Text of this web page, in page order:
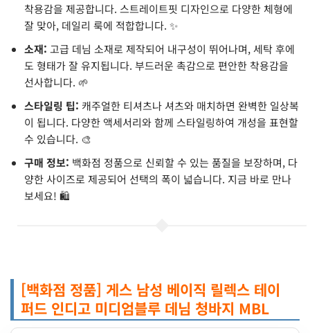
착용감을 제공합니다. 스트레이트핏 디자인으로 다양한 체형에
잘 맞아, 데일리 룩에 적합합니다. ✨
소재: 고급 데님 소재로 제작되어 내구성이 뛰어나며, 세탁 후에
도 형태가 잘 유지됩니다. 부드러운 촉감으로 편안한 착용감을
선사합니다. 🌱
스타일링 팁: 캐주얼한 티셔츠나 셔츠와 매치하면 완벽한 일상복
이 됩니다. 다양한 액세서리와 함께 스타일링하여 개성을 표현할
수 있습니다. 🎨
구매 정보: 백화점 정품으로 신뢰할 수 있는 품질을 보장하며, 다
양한 사이즈로 제공되어 선택의 폭이 넓습니다. 지금 바로 만나
보세요! 🛍️
[백화점 정품] 게스 남성 베이직 릴렉스 테이
퍼드 인디고 미디엄블루 데님 청바지 MBL